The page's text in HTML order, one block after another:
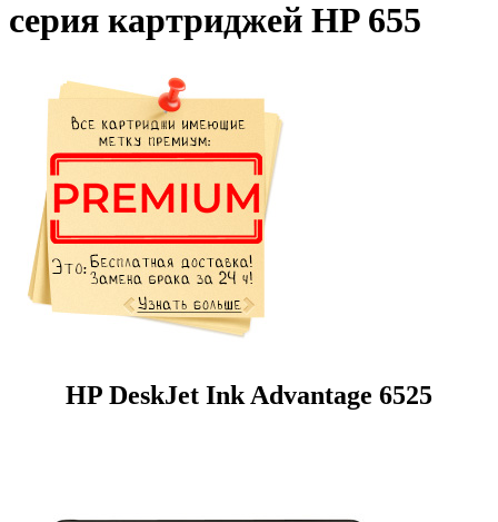
серия картриджей HP 655
HP DeskJet Ink Advantage 6525